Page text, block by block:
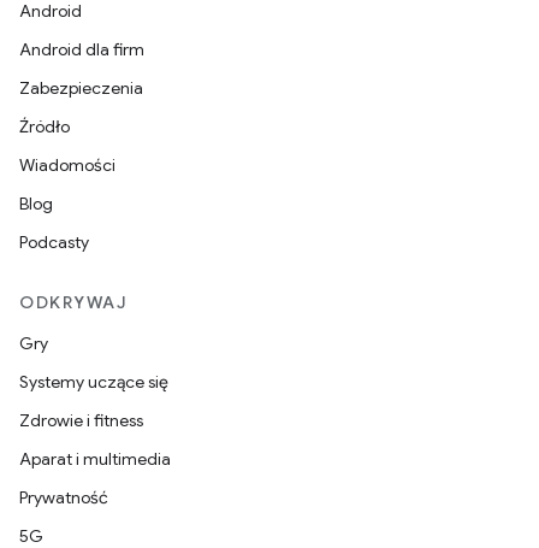
Android
Android dla firm
Zabezpieczenia
Źródło
Wiadomości
Blog
Podcasty
ODKRYWAJ
Gry
Systemy uczące się
Zdrowie i fitness
Aparat i multimedia
Prywatność
5G